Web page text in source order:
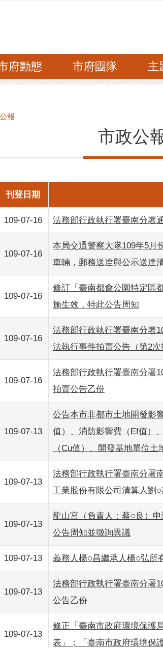
府動態 市府團隊 主
報
市政公
刊登日期
109-07-16 法務部行政執行署臺南分署
109-07-16
本局交通警察大隊109年5月
車輛，郵務送逹與公示送達
109-07-16
修訂「臺南都會公園特定區
施生效，特此公告周知
109-07-16
法務部行政執行署臺南分署
法執行事件拍賣公告（第2
109-07-16
法務部行政執行署臺南分署
拍賣公告乙份
109-07-13
公告本市非都市土地開發影
值）、消防影響費（Ef值）
（Cu值）、開發基地單位土
109-07-13
法務部行政執行署臺南分署
工業股份有限公司清算人劉
109-07-13
龍山宮（負責人：蔡○良）
公告周知並徵詢異議
109-07-13 義務人楊○昌繼承人楊○弘所
109-07-13
法務部行政執行署臺南分署
公告乙份
109-07-13
修正「臺南市政府環境保護
表」；「臺南市政府環境保